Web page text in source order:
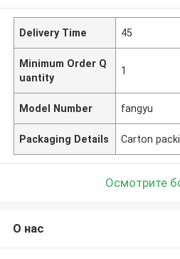
Delivery Time 45
Minimum Order Q
uantity
1
Model Number fangyu
Packaging Details Carton
Осмотрите
О нас